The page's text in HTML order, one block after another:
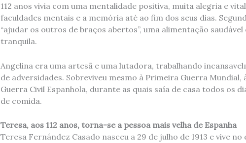
112 anos vivia com uma mentalidade positiva, muita alegria e
faculdades mentais e a memória até ao fim dos seus dias.
“ajudar os outros de braços abertos”, uma alimentação
tranquila.
Angelina era uma artesã e uma lutadora, trabalhando
de adversidades. Sobreviveu mesmo à Primeira Guerra Mundial,
Guerra Civil Espanhola, durante as quais saía de casa todos os
de comida.
Teresa, aos 112 anos, torna-se a pessoa mais velha de Espanha
Teresa Fernández Casado nasceu a 29 de julho de 1913 e vive no